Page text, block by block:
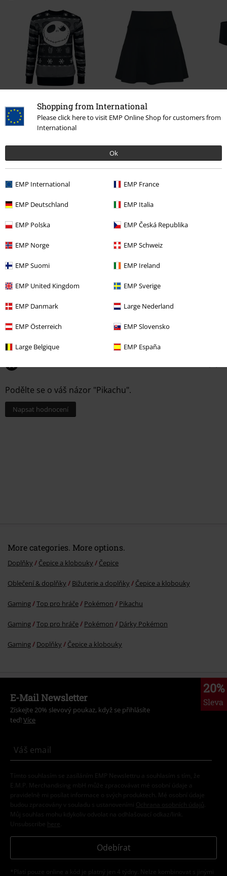
Shopping from International
Please click here to visit EMP Online Shop for customers from
International
Ok
EMP International EMP France
EMP Deutschland EMP Italia
EMP Polska EMP Česká Republika
EMP Norge EMP Schweiz
EMP Suomi EMP Ireland
EMP United Kingdom EMP Sverige
EMP Danmark Large Nederland
EMP Österreich EMP Slovensko
Large Belgique EMP España
DMC Kč 1.299,00 Kč 549,00 Kč 467,00
DMC Kč 1.999,00
Podělte se o váš názor "Pikachu".
Napsat hodnocení
More categories. More options.
Doplňky Čepice a klobouky Čepice
Oblečení & doplňky Bižuterie a doplňky Čepice a klobouky
Gaming Top pro hráče Pokémon Pikachu
Gaming Top pro hráče Pokémon Dárky Pokémon
Gaming Doplňky Čepice a klobouky
20%
Sleva
E-Mail Newsletter
Získejte 20% slevový poukaz, když se přihlásíte
teď! Více
Tímto souhlasím se zasíláním EMP Newslettru a souhlasím s tím, že
E.M.P. Merchandising mbH může zpracovávat mé osobní údaje a
pravidelně mi posílat informace o svých produktech. Mé osobní údaje
budou zpracovány v souladu s ustanoveními
Ochrana osobních údajů
Můj souhlas mohu kdykoliv odvolat na odhlašovací odkaz/link.
Unsubscribe here
Odebírat
*Platí pouze online a kód je platný jen 4 týdny. Nelze kombinovat s jinými